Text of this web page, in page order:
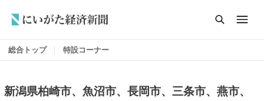
総合トップ 特設コーナー
新潟県柏崎市、魚沼市、長岡市、三条市、燕市、